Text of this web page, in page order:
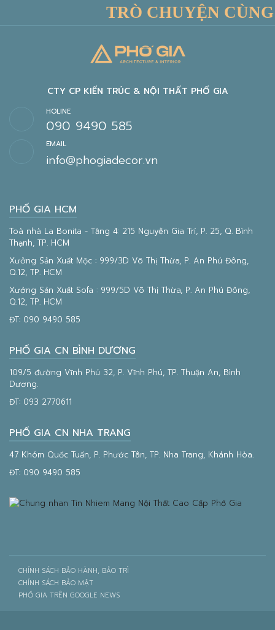
TRÒ CHUYỆN CÙNG
HOLINE
090 9490 585
CTY CP KIẾN TRÚC & NỘI THẤT PHỐ GIA
EMAIL
info@phogiadecor.vn
PHỐ GIA HCM
Toà nhà La Bonita - Tầng 4: 215 Nguyễn Gia Trí, P. 25, Q. Bình
Thạnh, TP. HCM
Xưởng Sản Xuất Mộc : 999/3D Võ Thị Thừa, P. An Phú Đông,
Q.12, TP. HCM
Xưởng Sản Xuất Sofa : 999/5D Võ Thị Thừa, P. An Phú Đông,
Q.12, TP. HCM
ĐT: 090 9490 585
PHỐ GIA CN BÌNH DƯƠNG
109/5 đường Vĩnh Phú 32, P. Vĩnh Phú, TP. Thuận An, Bình
Dương.
ĐT: 093 2770611
PHỐ GIA CN NHA TRANG
47 Khóm Quốc Tuấn, P. Phước Tân, TP. Nha Trang, Khánh Hòa.
ĐT: 090 9490 585
CHÍNH SÁCH BẢO HÀNH, BẢO TRÌ
CHÍNH SÁCH BẢO MẬT
PHỐ GIA TRÊN GOOGLE NEWS